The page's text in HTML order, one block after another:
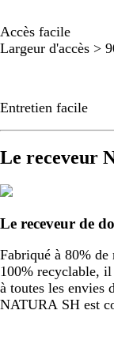
Accès facile
Largeur d'accès >
Entretien facile
Le receveur
Le receveur de
Fabriqué à 80%
100% recyclable,
à toutes les envies
NATURA SH est